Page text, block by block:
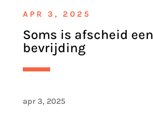
APR 3, 2025
Soms is afscheid een
bevrijding
apr 3, 2025